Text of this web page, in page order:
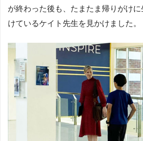
が終わった後も、たまたま帰りがけ
けているケイト先生を見かけました。